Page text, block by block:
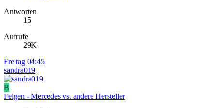
Antworten
15
Aufrufe
29K
Freitag 04:45
sandra019
B
Felgen - Mercedes vs. andere Hersteller